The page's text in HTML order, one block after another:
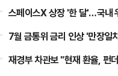
스페이스X 상장 '한 달'…국
7월 금통위 금리 인상 '만장
재경부 차관보 "현재 환율, 펀